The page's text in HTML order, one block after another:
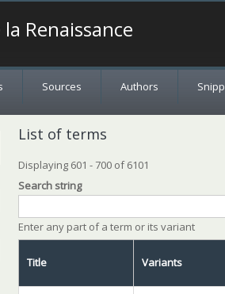
Renaissance
Sources Authors
List of terms
Displaying 601 - 700 of 6101
Search string
Enter any part of a term or its variant
Title Variants